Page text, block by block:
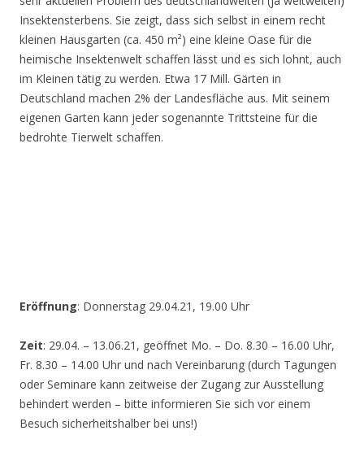
Insektensterbens. Sie zeigt, dass sich selbst in einem recht
kleinen Hausgarten (ca. 450 m²) eine kleine Oase für die
heimische Insektenwelt schaffen lässt und es sich lohnt, auch
im Kleinen tätig zu werden. Etwa 17 Mill. Gärten in
Deutschland machen 2% der Landesfläche aus. Mit seinem
eigenen Garten kann jeder sogenannte Trittsteine für die
bedrohte Tierwelt schaffen.
Eröffnung: Donnerstag 29.04.21, 19.00 Uhr
Zeit: 29.04. – 13.06.21, geöffnet Mo. – Do. 8.30 – 16.00 Uhr,
Fr. 8.30 – 14.00 Uhr und nach Vereinbarung (durch Tagungen
oder Seminare kann zeitweise der Zugang zur Ausstellung
behindert werden – bitte informieren Sie sich vor einem
Besuch sicherheitshalber bei uns!)